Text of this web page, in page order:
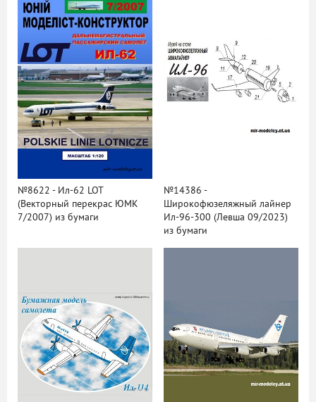
№8622 - Ил-62 LOT
(Векторный перекрас ЮМК
7/2007) из бумаги
№14386 -
Широкофюзеляжный лайнер
Ил-96-300 (Левша 09/2023)
из бумаги